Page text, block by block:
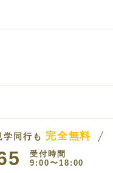
学同行も 完全無料
受付時間
9:00〜18:00